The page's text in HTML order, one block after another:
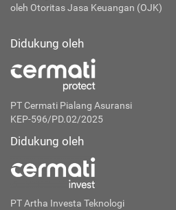
oleh Otoritas Jasa Keuangan (OJK)
Didukung oleh
PT Cermati Pialang Asuransi
KEP-596/PD.02/2025
Didukung oleh
PT Artha Investa Teknologi